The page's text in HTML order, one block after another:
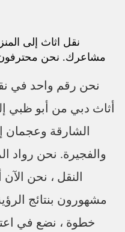
نقل اثاث إلى
مشاعرك. نحن
نحن رقم واحد في
أثاث دبي من أبو ظبي
الشارقة وعجمان
والفجيرة. نحن
النقل ، نحن
مشهورون بنتائج
خطوة ، نضع في